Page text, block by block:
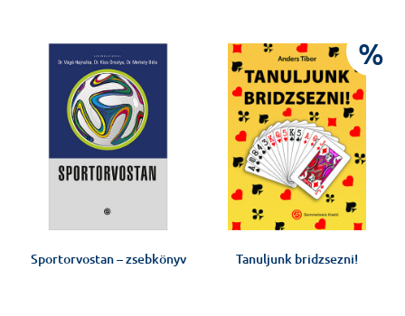
Sportorvostan – zsebkönyv
%
Tanuljunk bridzsezni!